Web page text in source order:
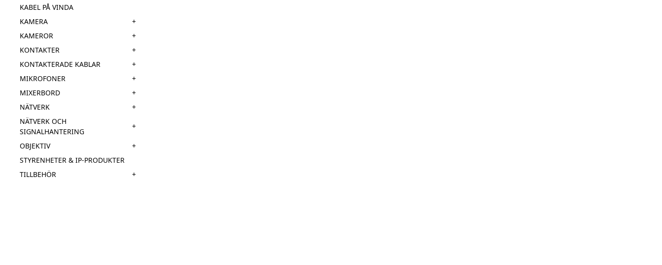
KABEL PÅ VINDA
KAMERA
+
KAMEROR
+
KONTAKTER
+
KONTAKTERADE KABLAR
+
MIKROFONER
+
MIXERBORD
+
NÄTVERK
+
NÄTVERK OCH
SIGNALHANTERING
+
OBJEKTIV
+
STYRENHETER & IP-PRODUKTER
TILLBEHÖR
+